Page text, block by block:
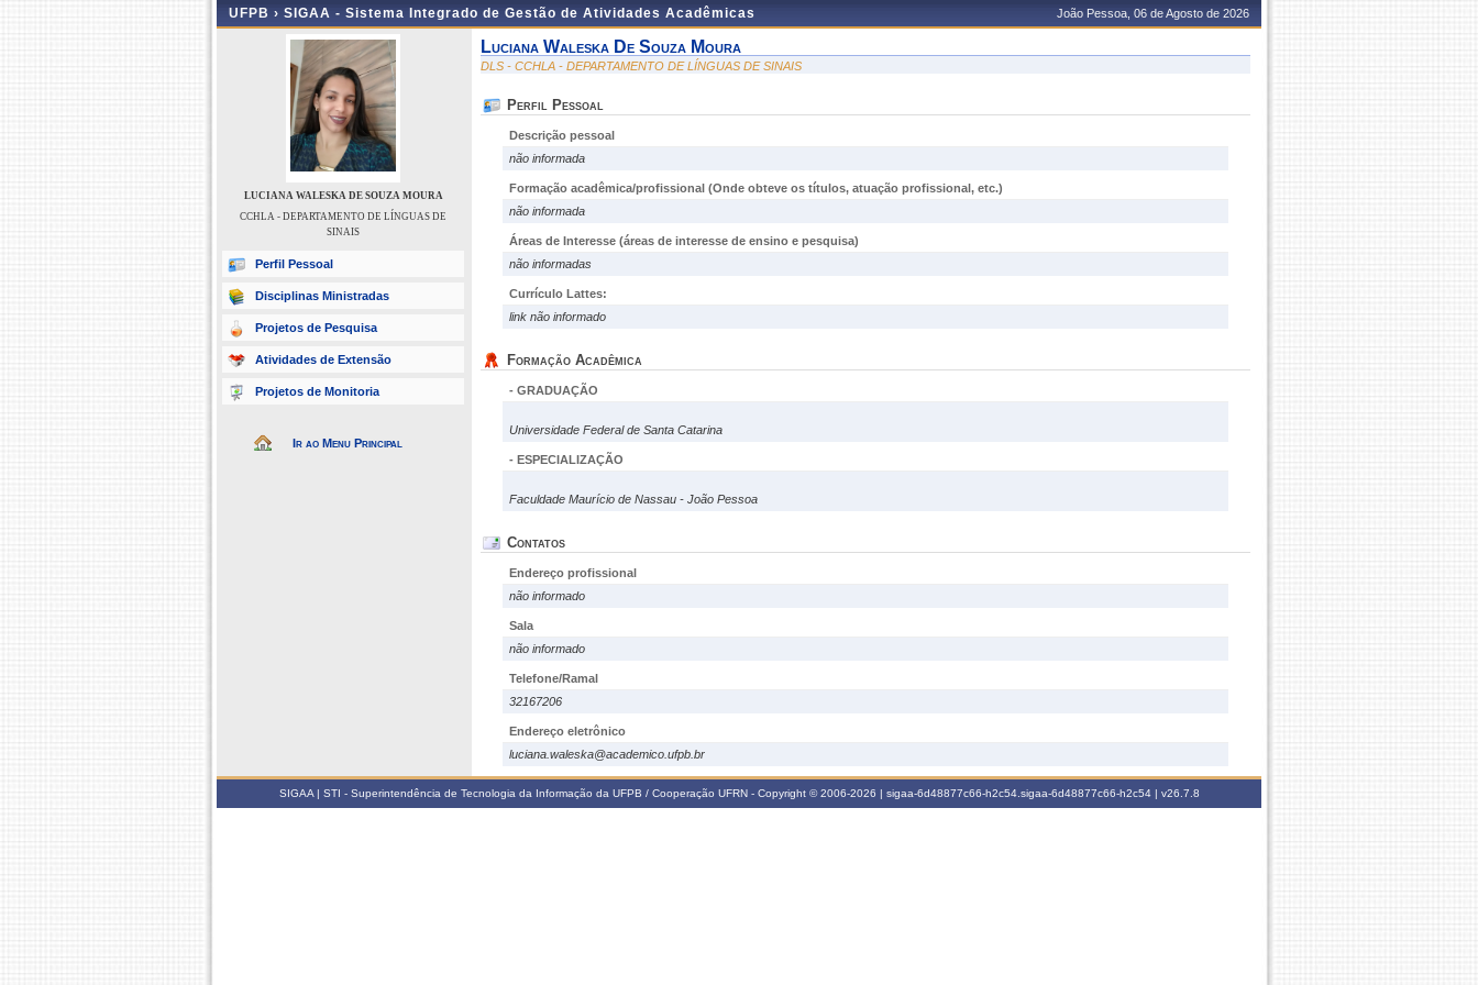
UFPB › SIGAA - Sistema Integrado de Gestão de Atividades Acadêmicas João Pessoa, 06 de Agosto de 2026
LUCIANA WALESKA DE SOUZA MOURA
CCHLA - DEPARTAMENTO DE LÍNGUAS DE
SINAIS
Perfil Pessoal
Disciplinas Ministradas
Projetos de Pesquisa
Atividades de Extensão
Projetos de Monitoria
Ir ao Menu Principal
Luciana Waleska De Souza Moura
DLS - CCHLA - DEPARTAMENTO DE LÍNGUAS DE SINAIS
Perfil Pessoal
Descrição pessoal
não informada
Formação acadêmica/profissional (Onde obteve os títulos, atuação profissional, etc.)
não informada
Áreas de Interesse (áreas de interesse de ensino e pesquisa)
não informadas
Currículo Lattes:
link não informado
Formação Acadêmica
- GRADUAÇÃO
Universidade Federal de Santa Catarina
- ESPECIALIZAÇÃO
Faculdade Maurício de Nassau - João Pessoa
Contatos
Endereço profissional
não informado
Sala
não informado
Telefone/Ramal
32167206
Endereço eletrônico
luciana.waleska@academico.ufpb.br
SIGAA | STI - Superintendência de Tecnologia da Informação da UFPB / Cooperação UFRN - Copyright © 2006-2026 | sigaa-6d48877c66-h2c54.sigaa-6d48877c66-h2c54 | v26.7.8